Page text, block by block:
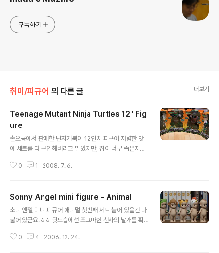
구독하기
취미/피규어 의 다른 글 더보기
Teenage Mutant Ninja Turtles 12" Fig
ure
손오공에서 판매한 닌자거북이 12인치 피규어 저렴한 맛
에 세트를 다 구입해버리고 말았지만, 집이 너무 좁은지라
0 1 2008. 7. 6.
Sonny Angel mini figure - Animal
소니 엔젤 미니 피규어 애니멀 첫번째 세트 붙어 있을건 다
붙어 있군요.ㅎㅎ 뒷모습에선 조그마한 천사의 날개를 확
보여주지만 크기에 비해 가격이 좀 부담이 되네요. (개당 5,
0 4 2006. 12. 24.